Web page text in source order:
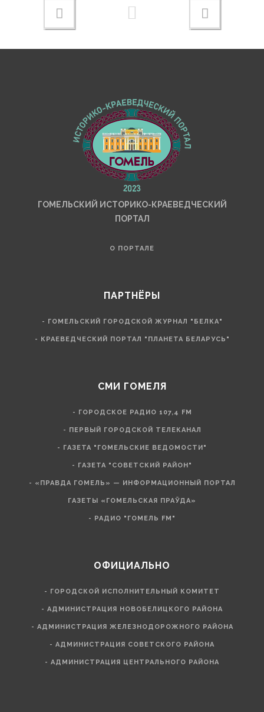
ГОМЕЛЬСКИЙ ИСТОРИКО-КРАЕВЕДЧЕСКИЙ
ПОРТАЛ
О ПОРТАЛЕ
ПАРТНЁРЫ
- ГОМЕЛЬСКИЙ ГОРОДСКОЙ ЖУРНАЛ "БЕЛКА"
- КРАЕВЕДЧЕСКИЙ ПОРТАЛ "ПЛАНЕТА БЕЛАРУСЬ"
СМИ ГОМЕЛЯ
- ГОРОДСКОЕ РАДИО 107,4 FM
- ПЕРВЫЙ ГОРОДСКОЙ ТЕЛЕКАНАЛ
- ГАЗЕТА "ГОМЕЛЬСКИЕ ВЕДОМОСТИ"
- ГАЗЕТА "СОВЕТСКИЙ РАЙОН"
- «ПРАВДА ГОМЕЛЬ» — ИНФОРМАЦИОННЫЙ ПОРТАЛ
ГАЗЕТЫ «ГОМЕЛЬСКАЯ ПРАЎДА»
- РАДИО "ГОМЕЛЬ FM"
ОФИЦИАЛЬНО
- ГОРОДСКОЙ ИСПОЛНИТЕЛЬНЫЙ КОМИТЕТ
- АДМИНИСТРАЦИЯ НОВОБЕЛИЦКОГО РАЙОНА
- АДМИНИСТРАЦИЯ ЖЕЛЕЗНОДОРОЖНОГО РАЙОНА
- АДМИНИСТРАЦИЯ СОВЕТСКОГО РАЙОНА
- АДМИНИСТРАЦИЯ ЦЕНТРАЛЬНОГО РАЙОНА